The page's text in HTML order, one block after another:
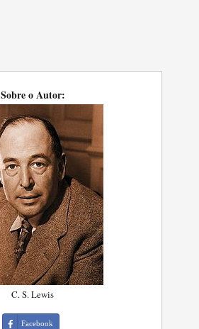
Sobre o Autor:
C. S. Lewis
Facebook